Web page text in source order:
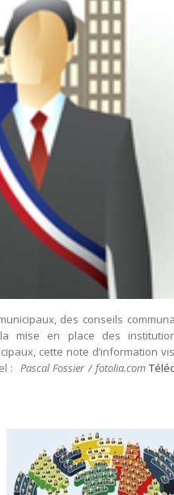
des conseils
mise en place des
cette note d’information
: Pascal Fossier / fotolia.com